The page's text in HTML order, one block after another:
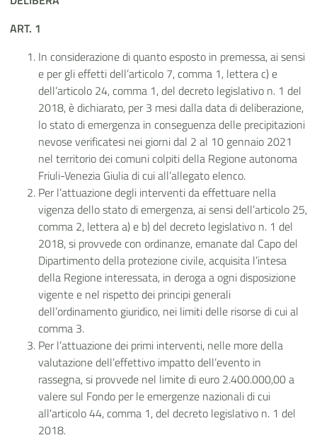
ART. 1
In considerazione di quanto esposto in premessa, ai sensi
e per gli effetti dell’articolo 7, comma 1, lettera c) e
dell’articolo 24, comma 1, del decreto legislativo n. 1 del
2018, è dichiarato, per 3 mesi dalla data di deliberazione,
lo stato di emergenza in conseguenza delle precipitazioni
nevose verificatesi nei giorni dal 2 al 10 gennaio 2021
nel territorio dei comuni colpiti della Regione autonoma
Friuli-Venezia Giulia di cui all’allegato elenco.
Per l’attuazione degli interventi da effettuare nella
vigenza dello stato di emergenza, ai sensi dell’articolo 25,
comma 2, lettera a) e b) del decreto legislativo n. 1 del
2018, si provvede con ordinanze, emanate dal Capo del
Dipartimento della protezione civile, acquisita l’intesa
della Regione interessata, in deroga a ogni disposizione
vigente e nel rispetto dei principi generali
dell’ordinamento giuridico, nei limiti delle risorse di cui al
comma 3.
Per l’attuazione dei primi interventi, nelle more della
valutazione dell’effettivo impatto dell’evento in
rassegna, si provvede nel limite di euro 2.400.000,00 a
valere sul Fondo per le emergenze nazionali di cui
all'articolo 44, comma 1, del decreto legislativo n. 1 del
2018.